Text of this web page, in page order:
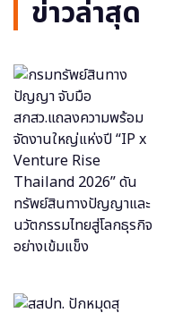
ข่าวล่าสุด